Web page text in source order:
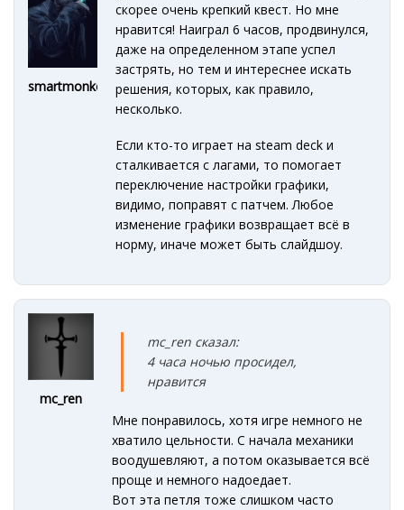
smartmonkey
скорее очень крепкий квест. Но мне
нравится! Наиграл 6 часов, продвинулся,
даже на определенном этапе успел
застрять, но тем и интереснее искать
решения, которых, как правило,
несколько.
Если кто-то играет на steam deck и
сталкивается с лагами, то помогает
переключение настройки графики,
видимо, поправят с патчем. Любое
изменение графики возвращает всё в
норму, иначе может быть слайдшоу.
mc_ren
mc_ren сказал:
4 часа ночью просидел,
нравится
Мне понравилось, хотя игре немного не
хватило цельности. С начала механики
воодушевляют, а потом оказывается всё
проще и немного надоедает.
Вот эта петля тоже слишком часто